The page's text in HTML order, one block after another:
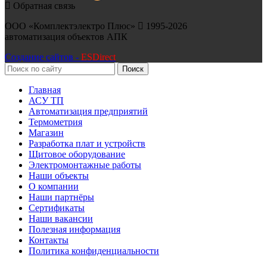
Обратная связь
ООО «Комплектэлектро Плюс»
1995-2026
автоматизация объектов АПК
Создание сайтов - ESDirect
Поиск
Главная
АСУ ТП
Автоматизация предприятий
Термометрия
Магазин
Разработка плат и устройств
Щитовое оборудование
Электромонтажные работы
Наши объекты
О компании
Наши партнёры
Сертификаты
Наши вакансии
Полезная информация
Контакты
Политика конфиденциальности